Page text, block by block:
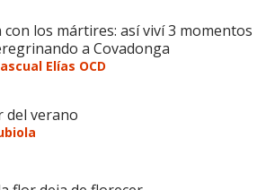
con los mártires: así viví 3 momentos
a Covadonga
Elías OCD
del verano